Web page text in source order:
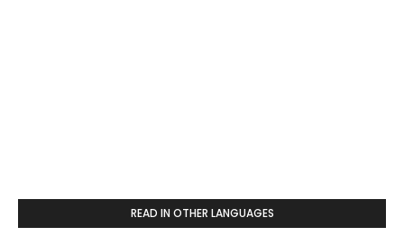
READ IN OTHER LANGUAGES